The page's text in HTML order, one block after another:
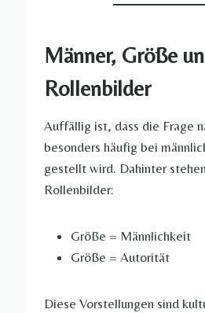
Männer, Größe
Rollenbilder
Auffällig ist, dass die Frage
besonders häufig bei
gestellt wird. Dahinter
Rollenbilder:
Größe = Männlichkeit
Größe = Autorität
Diese Vorstellungen sind